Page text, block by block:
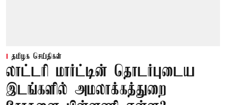
தமிழக செய்திகள்
லாட்டரி மார்ட்டின் தொடர்புடைய
இடங்களில் அமலாக்கத்துறை